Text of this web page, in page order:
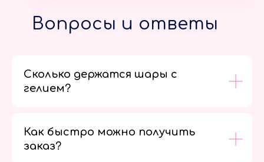
Вопросы и ответы
Сколько держатся шары с
гелием?
Как быстро можно получить
заказ?